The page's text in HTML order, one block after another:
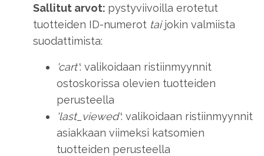
Sallitut arvot: pystyviivoilla erotetut
tuotteiden ID-numerot taijokin valmiista
suodattimista:
'cart': valikoidaan ristiinmyynnit
ostoskorissa olevien tuotteiden
perusteella
'last_viewed': valikoidaan ristiinmyynnit
asiakkaan viimeksi katsomien
tuotteiden perusteella